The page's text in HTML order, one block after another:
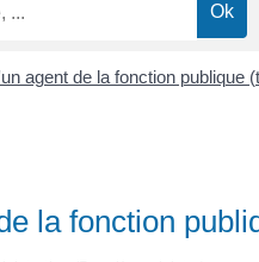
agent de la fonction publique
la fonction